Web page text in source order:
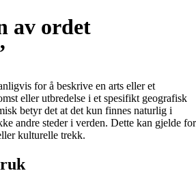
av ordet
for å beskrive en arts eller et
eller utbredelse i et spesifikt geografisk
betyr det at det kun finnes naturlig i
andre steder i verden. Dette kan gjelde for
kulturelle trekk.